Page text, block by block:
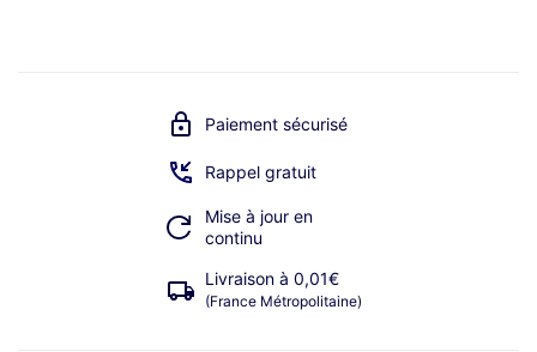
Paiement sécurisé
Rappel gratuit
Mise à jour en
continu
Livraison à 0,01€
(France Métropolitaine)